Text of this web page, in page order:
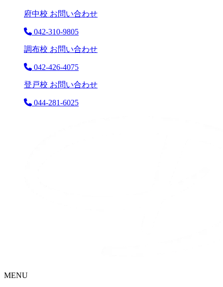
府中校 お問い合わせ
042-310-9805
調布校 お問い合わせ
042-426-4075
登戸校 お問い合わせ
044-281-6025
MENU